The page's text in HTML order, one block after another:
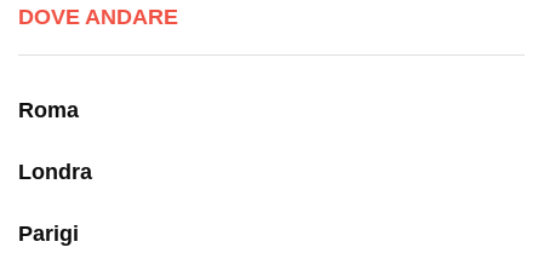
DOVE ANDARE
Roma
Londra
Parigi